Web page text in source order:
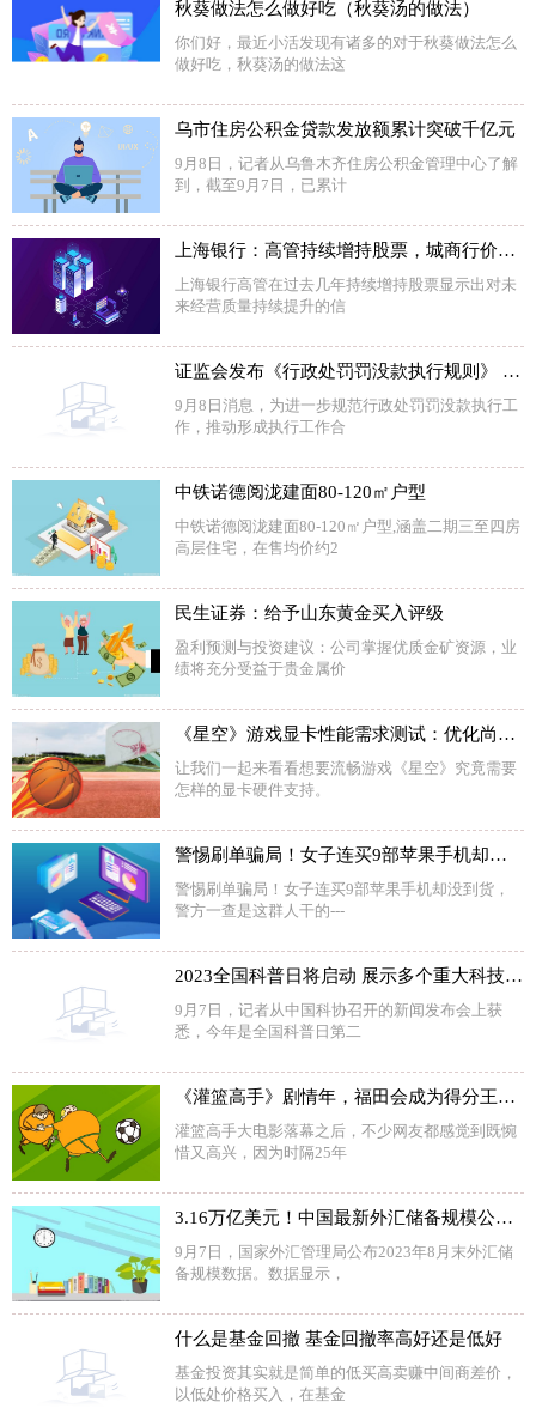
秋葵做法怎么做好吃（秋葵汤的做法）
你们好，最近小活发现有诸多的对于秋葵做法怎么
做好吃，秋葵汤的做法这
乌市住房公积金贷款发放额累计突破千亿元
9月8日，记者从乌鲁木齐住房公积金管理中心了解
到，截至9月7日，已累计
上海银行：高管持续增持股票，城商行价值重估进行时
上海银行高管在过去几年持续增持股票显示出对未
来经营质量持续提升的信
证监会发布《行政处罚罚没款执行规则》 这些情况可申请暂缓或者分期缴纳罚款
9月8日消息，为进一步规范行政处罚罚没款执行工
作，推动形成执行工作合
中铁诺德阅泷建面80-120㎡户型
中铁诺德阅泷建面80-120㎡户型,涵盖二期三至四房
高层住宅，在售均价约2
民生证券：给予山东黄金买入评级
盈利预测与投资建议：公司掌握优质金矿资源，业
绩将充分受益于贵金属价
《星空》游戏显卡性能需求测试：优化尚待提高 RTX4090折戟4K
让我们一起来看看想要流畅游戏《星空》究竟需要
怎样的显卡硬件支持。
警惕刷单骗局！女子连买9部苹果手机却没到货，警方一查是这群人干的
警惕刷单骗局！女子连买9部苹果手机却没到货，
警方一查是这群人干的---
2023全国科普日将启动 展示多个重大科技成就
9月7日，记者从中国科协召开的新闻发布会上获
悉，今年是全国科普日第二
《灌篮高手》剧情年，福田会成为得分王吗？网友：有80%的机会
灌篮高手大电影落幕之后，不少网友都感觉到既惋
惜又高兴，因为时隔25年
3.16万亿美元！中国最新外汇储备规模公布，这个数据10连升
9月7日，国家外汇管理局公布2023年8月末外汇储
备规模数据。数据显示，
什么是基金回撤 基金回撤率高好还是低好
基金投资其实就是简单的低买高卖赚中间商差价，
以低处价格买入，在基金